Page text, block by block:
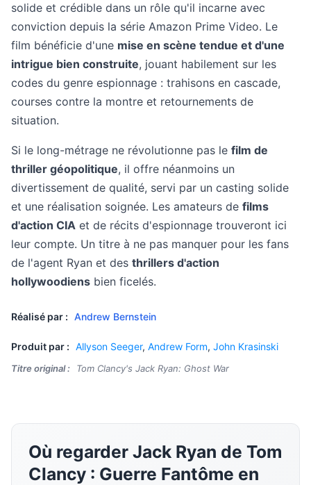
solide et crédible dans un rôle qu'il incarne avec
conviction depuis la série Amazon Prime Video. Le
film bénéficie d'une mise en scène tendue et d'une
intrigue bien construite, jouant habilement sur les
codes du genre espionnage : trahisons en cascade,
courses contre la montre et retournements de
situation.
Si le long-métrage ne révolutionne pas le film de
thriller géopolitique, il offre néanmoins un
divertissement de qualité, servi par un casting solide
et une réalisation soignée. Les amateurs de films
d'action CIA et de récits d'espionnage trouveront ici
leur compte. Un titre à ne pas manquer pour les fans
de l'agent Ryan et des thrillers d'action
hollywoodiens bien ficelés.
Réalisé par : Andrew Bernstein
Produit par : Allyson Seeger, Andrew Form, John Krasinski
Titre original : Tom Clancy's Jack Ryan: Ghost War
Où regarder Jack Ryan de Tom
Clancy : Guerre Fantôme en